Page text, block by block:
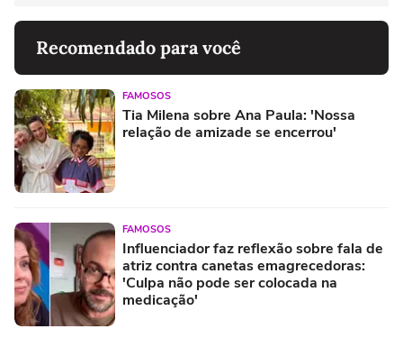
Recomendado para você
FAMOSOS
Tia Milena sobre Ana Paula: 'Nossa
relação de amizade se encerrou'
FAMOSOS
Influenciador faz reflexão sobre fala de
atriz contra canetas emagrecedoras:
'Culpa não pode ser colocada na
medicação'